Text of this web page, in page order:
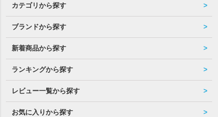
カテゴリから探す
ブランドから探す
新着商品から探す
ランキングから探す
レビュー一覧から探す
お気に入りから探す